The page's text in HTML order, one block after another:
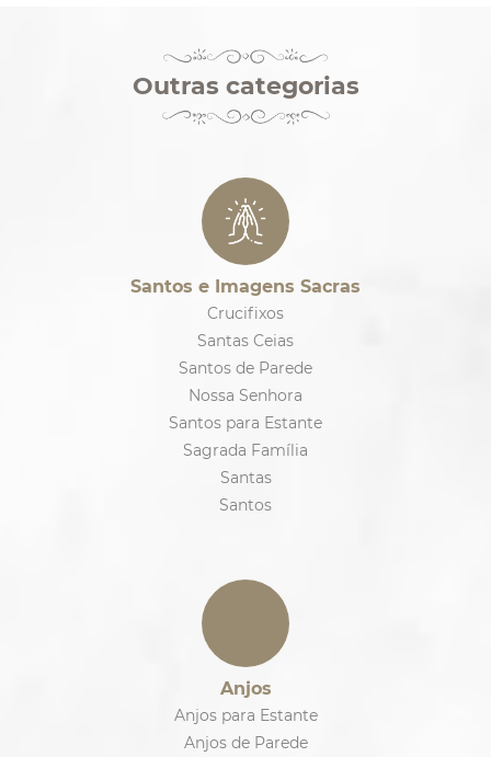
Outras categorias
Santos e Imagens Sacras
Crucifixos
Santas Ceias
Santos de Parede
Nossa Senhora
Santos para Estante
Sagrada Família
Santas
Santos
Anjos
Anjos para Estante
Anjos de Parede